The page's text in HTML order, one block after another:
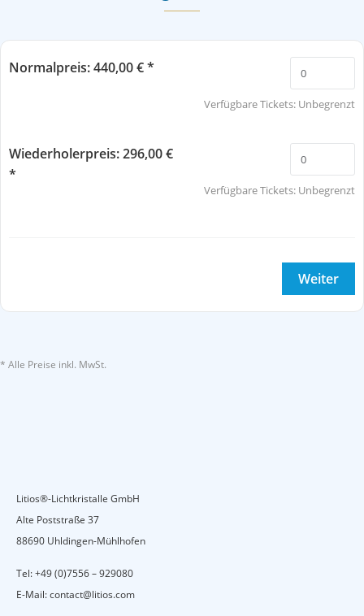
Normalpreis: 440,00 € *
Verfügbare Tickets: Unbegrenzt
Wiederholerpreis: 296,00 €
*
Verfügbare Tickets: Unbegrenzt
Weiter
* Alle Preise inkl. MwSt.
Litios®-Lichtkristalle GmbH
Alte Poststraße 37
88690 Uhldingen-Mühlhofen
Tel:+49 (0)7556 – 929080
E-Mail:contact@litios.com